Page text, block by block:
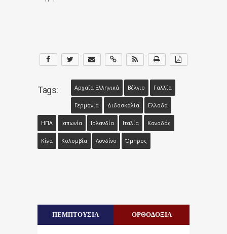
Tags: Αρχαία Ελληνικά Βέλγιο Γαλλία
Γερμανία Διδασκαλία Ελλαδα
ΗΠΑ Ιαπωνία Ιρλανδία Ιταλία Καναδάς
Κίνα Κολομβία Λονδίνο Όμηρος
ΠΕΜΠΤΟΥΣΙΑ ΟΡΘΟΔΟΞΙΑ